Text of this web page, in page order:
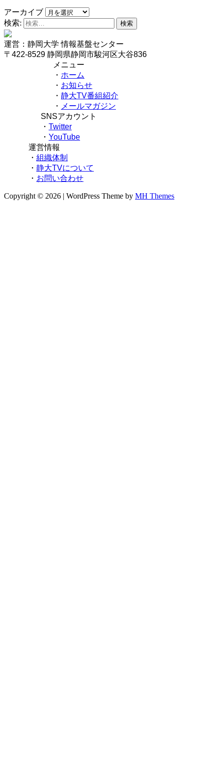
アーカイブ
検索:
運営：静岡大学 情報基盤センター
〒422-8529 静岡県静岡市駿河区大谷836
メニュー
・ ホーム
・ お知らせ
・ 静大TV番組紹介
・ メールマガジン
SNSアカウント
・ Twitter
・ YouTube
運営情報
・ 組織体制
・ 静大TVについて
・ お問い合わせ
Copyright © 2026 | WordPress Theme by MH Themes